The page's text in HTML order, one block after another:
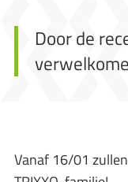
Door de
Vanaf 16/01